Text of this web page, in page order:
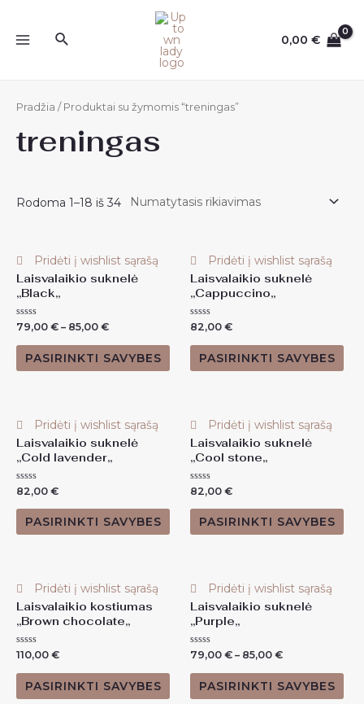
Paieška 0,00€
Pradžia / Produktai su žymomis “treningas”
treningas
Rodoma 1–18 iš 34
Pridėti į wishlist sąrašą
Laisvalaikio suknelė
,,Black,,
Įvertinimas:
iš
79,00 € – 85,00 €
PASIRINKTI SAVYBES
Pridėti į wishlist sąrašą
Laisvalaikio suknelė
,,Cappuccino,,
Įvertinimas:
iš
82,00 €
PASIRINKTI SAVYBES
Pridėti į wishlist sąrašą
Laisvalaikio suknelė
,,Cold lavender,,
Įvertinimas:
iš
82,00 €
PASIRINKTI SAVYBES
Pridėti į wishlist sąrašą
Laisvalaikio suknelė
,,Cool stone,,
Įvertinimas:
iš
82,00 €
PASIRINKTI SAVYBES
Pridėti į wishlist sąrašą
Laisvalaikio kostiumas
,,Brown chocolate,,
Įvertinimas:
iš
110,00 €
PASIRINKTI SAVYBES
Pridėti į wishlist sąrašą
Laisvalaikio suknelė
,,Purple,,
Įvertinimas:
iš
79,00 € – 85,00 €
PASIRINKTI SAVYBES